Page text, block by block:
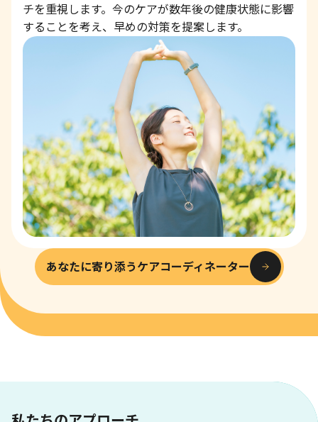
チを重視します。今のケアが数年後の健康状態に影響
することを考え、早めの対策を提案します。
あなたに寄り添うケアコーディネーター